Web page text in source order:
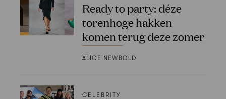
Ready to party: déze
torenhoge hakken
komen terug deze zomer
ALICE NEWBOLD
CELEBRITY